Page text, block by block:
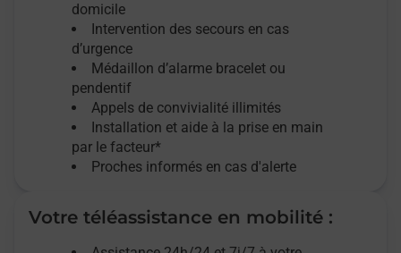
domicile
Intervention des secours en cas
d’urgence
Médaillon d’alarme bracelet ou
pendentif
Appels de convivialité illimités
Installation et aide à la prise en main
par le facteur*
Proches informés en cas d'alerte
Votre téléassistance en mobilité :